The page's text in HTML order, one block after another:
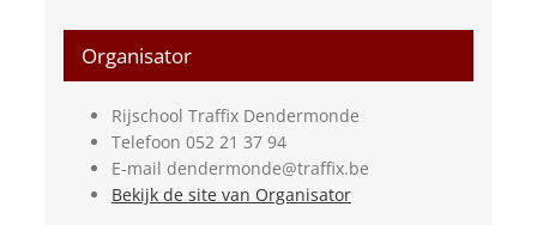
Organisator
Rijschool Traffix Dendermonde
Telefoon 052 21 37 94
E-mail dendermonde@traffix.be
Bekijk de site van Organisator